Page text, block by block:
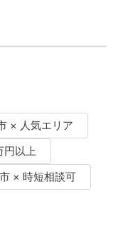
× 人気エリア
円以上
× 時短相談可